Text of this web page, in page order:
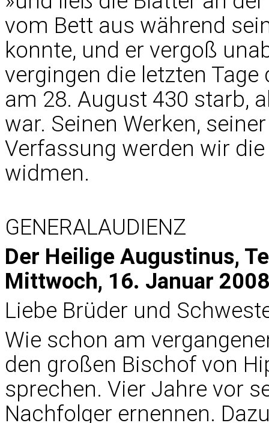
vom Bett aus während
konnte, und er vergoß
vergingen die letzten
am 28. August 430 starb,
war. Seinen Werken,
Verfassung werden wir
widmen.
GENERALAUDIENZ
Der Heilige Augustinus,
Mittwoch, 16. Januar 2008
Liebe Brüder und
Wie schon am
den großen Bischof von
sprechen. Vier Jahre vor
Nachfolger ernennen.